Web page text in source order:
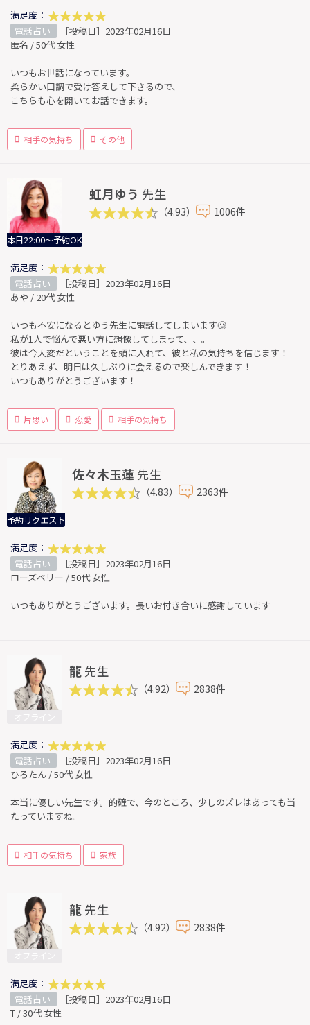
満足度：
電話占い
［投稿日］2023年02月16日
匿名 / 50代 女性
いつもお世話になっています。
柔らかい口調で受け答えして下さるので、
こちらも心を開いてお話できます。
相手の気持ち その他
本日22:00～予約OK
虹月ゆう 先生
（4.93） 1006件
満足度：
電話占い
［投稿日］2023年02月16日
あや / 20代 女性
いつも不安になるとゆう先生に電話してしまいます🥲
私が1人で悩んで悪い方に想像してしまって、、。
彼は今大変だということを頭に入れて、彼と私の気持ちを信じます！
とりあえず、明日は久しぶりに会えるので楽しんできます！
いつもありがとうございます！
片思い 恋愛 相手の気持ち
予約リクエスト
佐々木玉蓮 先生
（4.83） 2363件
満足度：
電話占い
［投稿日］2023年02月16日
ローズベリー / 50代 女性
いつもありがとうございます。長いお付き合いに感謝しています
龍 先生
（4.92） 2838件
満足度：
電話占い
［投稿日］2023年02月16日
ひろたん / 50代 女性
本当に優しい先生です。的確で、今のところ、少しのズレはあっても当
たっていますね。
相手の気持ち 家族
龍 先生
（4.92） 2838件
満足度：
電話占い
［投稿日］2023年02月16日
T / 30代 女性